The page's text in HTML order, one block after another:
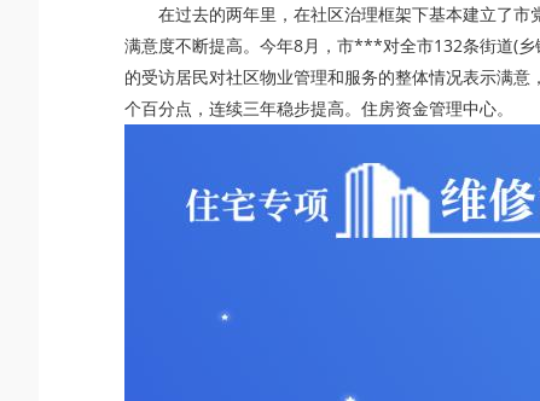
在过去的两年里，在社区治理框架下基本建立了
满意度不断提高。今年8月，市***对全市132条街道(
的受访居民对社区物业管理和服务的整体情况表示满
个百分点，连续三年稳步提高。住房资金管理中心。